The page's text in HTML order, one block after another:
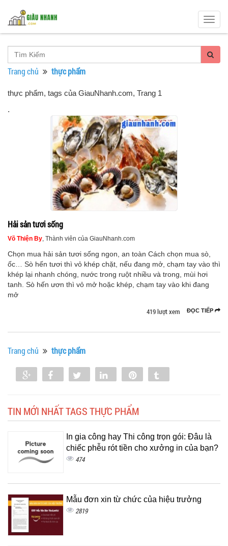
Trang chủ thực phẩm
thực phẩm, tags của GiauNhanh.com, Trang 1
.
Hải sản tươi sống
Võ Thiện By, Thành viên của GiauNhanh.com
Chọn mua hải sản tươi sống ngon, an toàn Cách chọn mua sò,
ốc… Sò hến tươi thì vỏ khép chặt, nếu đang mở, chạm tay vào thì
khép lại nhanh chóng, nước trong ruột nhiều và trong, mùi hơi
tanh. Sò hến ươn thì vỏ mở hoặc khép, chạm tay vào khi đang
mở
ĐỌC TIẾP
419 lượt xem
Trang chủ thực phẩm
Share Share Tweet Share
TIN MỚI NHẤT TAGS THỰC PHẨM
In gia công hay Thi công trọn gói: Đâu là
chiếc phễu rót tiền cho xưởng in của bạn?
474
Mẫu đơn xin từ chức của hiệu trưởng
2819